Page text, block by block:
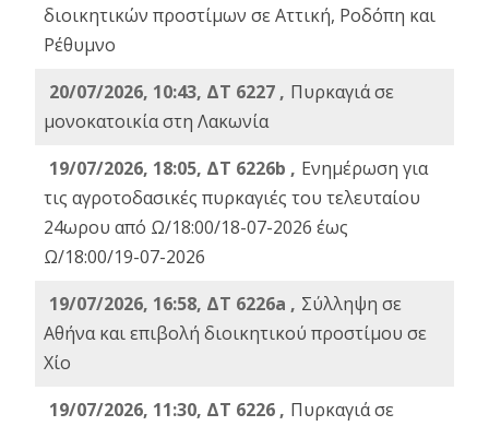
διοικητικών προστίμων σε Αττική, Ροδόπη και
Ρέθυμνο
20/07/2026, 10:43, ΔΤ 6227 , Πυρκαγιά σε
μονοκατοικία στη Λακωνία
19/07/2026, 18:05, ΔΤ 6226b , Ενημέρωση για
τις αγροτοδασικές πυρκαγιές του τελευταίου
24ωρου από Ω/18:00/18-07-2026 έως
Ω/18:00/19-07-2026
19/07/2026, 16:58, ΔΤ 6226a , Σύλληψη σε
Αθήνα και επιβολή διοικητικού προστίμου σε
Χίο
19/07/2026, 11:30, ΔΤ 6226 , Πυρκαγιά σε